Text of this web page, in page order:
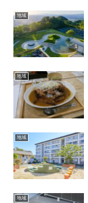
地域
地域
地域
地域